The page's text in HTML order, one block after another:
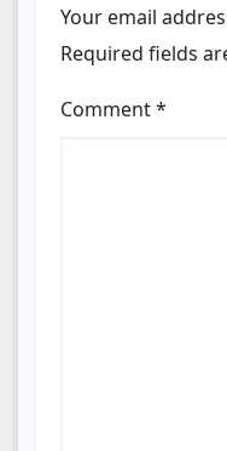
Your email
Required fields
Comment*